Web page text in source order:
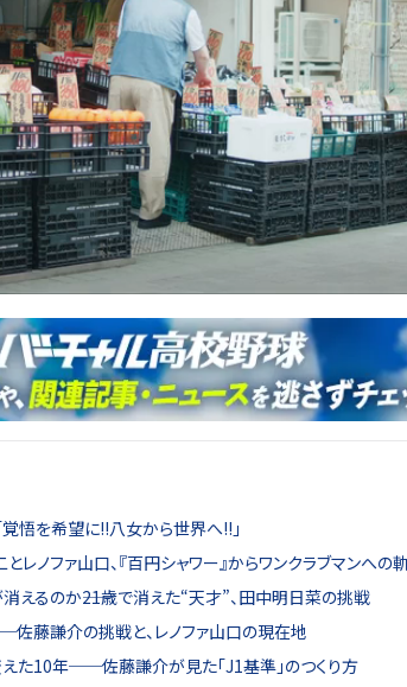
悟を希望に!!八女から世界へ!!」
ノファ山口、『百円シャワー』からワンクラブマンへの
えるのか――21歳で消えた“天才”、田中明日菜の挑戦
佐藤謙介の挑戦と、レノファ山口の現在地
た10年──佐藤謙介が見た「J1基準」のつくり方